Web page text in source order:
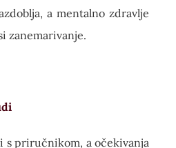
a mentalno zdravlje
zanemarivanje.
s priručnikom, a očekivanja